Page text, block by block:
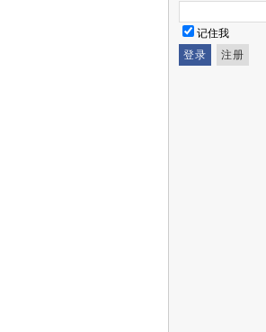
记住我